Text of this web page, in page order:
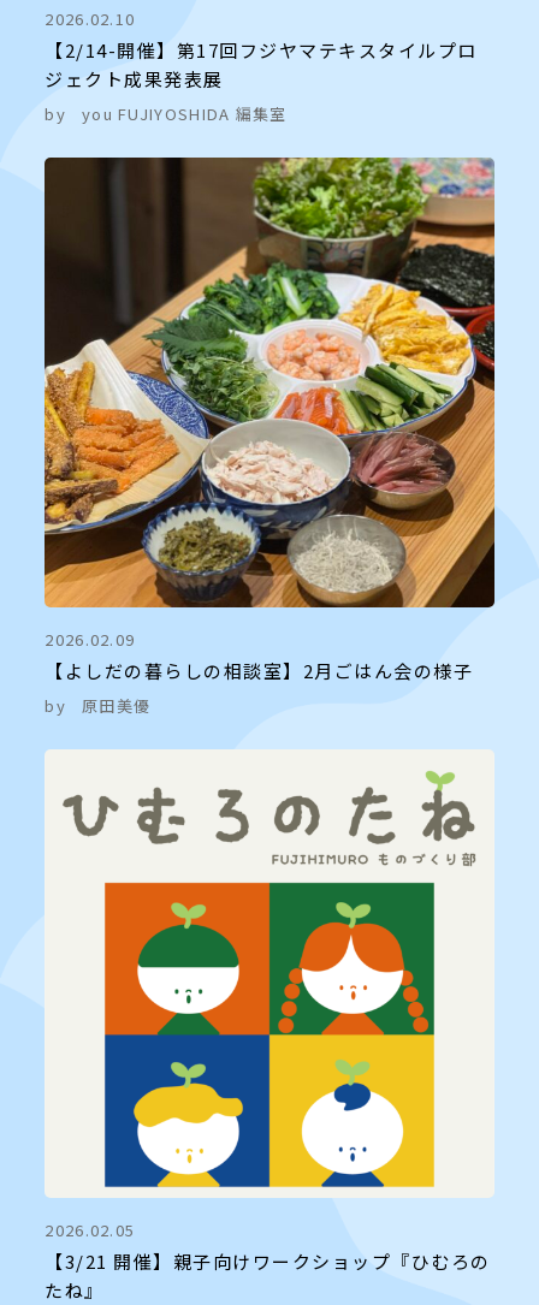
2026.02.10
【2/14-開催】第17回フジヤマテキスタイルプロ
ジェクト成果発表展
by you FUJIYOSHIDA 編集室
2026.02.09
【よしだの暮らしの相談室】2月ごはん会の様子
by 原田美優
2026.02.05
【3/21 開催】親子向けワークショップ『ひむろの
たね』